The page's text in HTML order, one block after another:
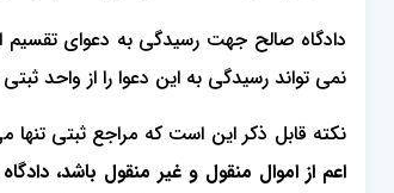
دادگاه صالح جهت رسیدگی به دعوای تقسیم
نمی تواند رسیدگی به این دعوا را از واحد
نکته قابل ذکر این است که مراجع ثبتی تنها
اعم از اموال منقول و غیر منقول باشد،